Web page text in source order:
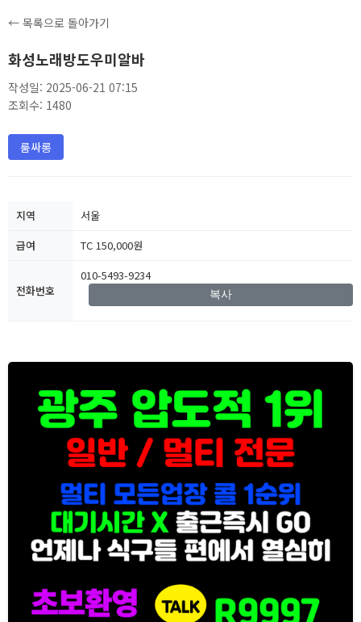
← 목록으로 돌아가기
화성노래방도우미알바
작성일: 2025-06-21 07:15
조회수: 1480
룸싸롱
지역
서울
급여
TC 150,000원
전화번호
010-5493-9234
복사